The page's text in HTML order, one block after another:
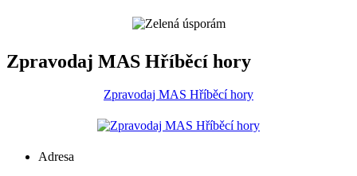
Zpravodaj MAS Hříběcí hory
Zpravodaj MAS Hříběcí hory
Adresa